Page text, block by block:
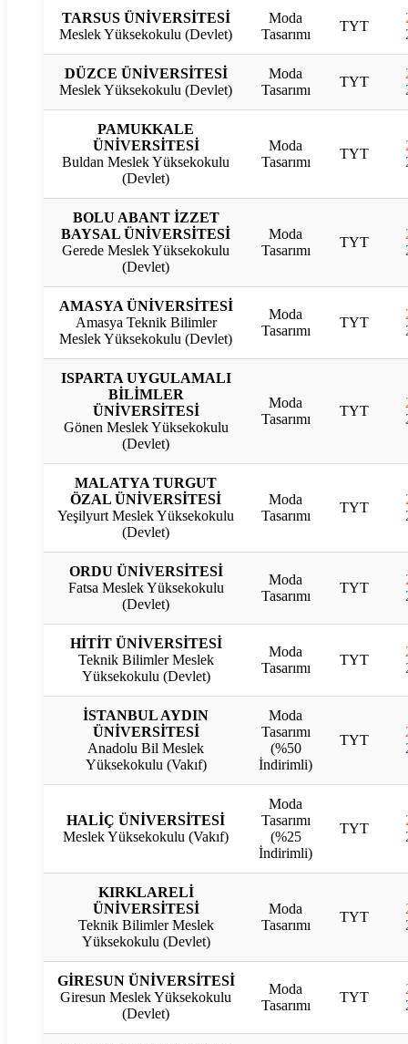
TARSUS ÜNİVERSİTESİ
Meslek Yüksekokulu (Devlet)
Moda
Tasarımı
TYT
DÜZCE ÜNİVERSİTESİ
Meslek Yüksekokulu (Devlet)
Moda
Tasarımı
TYT
PAMUKKALE
ÜNİVERSİTESİ
Buldan Meslek Yüksekokulu
(Devlet)
Moda
Tasarımı
TYT
BOLU ABANT İZZET
BAYSAL ÜNİVERSİTESİ
Gerede Meslek Yüksekokulu
(Devlet)
Moda
Tasarımı
TYT
AMASYA ÜNİVERSİTESİ
Amasya Teknik Bilimler
Meslek Yüksekokulu (Devlet)
Moda
Tasarımı
TYT
ISPARTA UYGULAMALI
BİLİMLER
ÜNİVERSİTESİ
Gönen Meslek Yüksekokulu
(Devlet)
Moda
Tasarımı
TYT
MALATYA TURGUT
ÖZAL ÜNİVERSİTESİ
Yeşilyurt Meslek Yüksekokulu
(Devlet)
Moda
Tasarımı
TYT
ORDU ÜNİVERSİTESİ
Fatsa Meslek Yüksekokulu
(Devlet)
Moda
Tasarımı
TYT
HİTİT ÜNİVERSİTESİ
Teknik Bilimler Meslek
Yüksekokulu (Devlet)
Moda
Tasarımı
TYT
İSTANBUL AYDIN
ÜNİVERSİTESİ
Anadolu Bil Meslek
Yüksekokulu (Vakıf)
Moda
Tasarımı
(%50
İndirimli)
TYT
HALİÇ ÜNİVERSİTESİ
Meslek Yüksekokulu (Vakıf)
Moda
Tasarımı
(%25
İndirimli)
TYT
KIRKLARELİ
ÜNİVERSİTESİ
Teknik Bilimler Meslek
Yüksekokulu (Devlet)
Moda
Tasarımı
TYT
GİRESUN ÜNİVERSİTESİ
Giresun Meslek Yüksekokulu
(Devlet)
Moda
Tasarımı
TYT